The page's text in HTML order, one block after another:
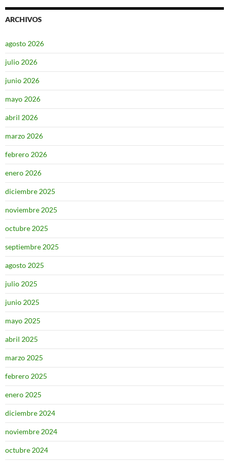
ARCHIVOS
agosto 2026
julio 2026
junio 2026
mayo 2026
abril 2026
marzo 2026
febrero 2026
enero 2026
diciembre 2025
noviembre 2025
octubre 2025
septiembre 2025
agosto 2025
julio 2025
junio 2025
mayo 2025
abril 2025
marzo 2025
febrero 2025
enero 2025
diciembre 2024
noviembre 2024
octubre 2024